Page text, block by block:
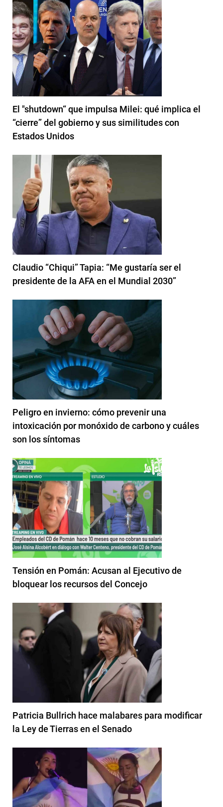
El "shutdown“ que impulsa Milei: qué implica el
“cierre” del gobierno y sus similitudes con
Estados Unidos
Claudio “Chiqui” Tapia: “Me gustaría ser el
presidente de la AFA en el Mundial 2030”
Peligro en invierno: cómo prevenir una
intoxicación por monóxido de carbono y cuáles
son los síntomas
Tensión en Pomán: Acusan al Ejecutivo de
bloquear los recursos del Concejo
Patricia Bullrich hace malabares para modificar
la Ley de Tierras en el Senado